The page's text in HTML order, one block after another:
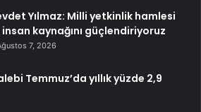
Yılmaz: Milli yetkinlik hamlesi
insan kaynağını güçlendiriyoruz
7, 2026
Temmuz’da yıllık yüzde 2,9